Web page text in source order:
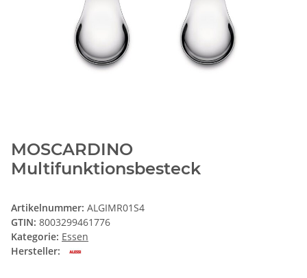
MOSCARDINO
Multifunktionsbesteck
Artikelnummer: ALGIMR01S4
GTIN: 8003299461776
Kategorie: Essen
Hersteller: